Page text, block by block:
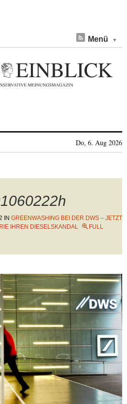
Menü
Do, 6. Aug 2026
IN GREENWASHING BEI DER DWS – JETZT
IHREN DIESELSKANDAL
FULL